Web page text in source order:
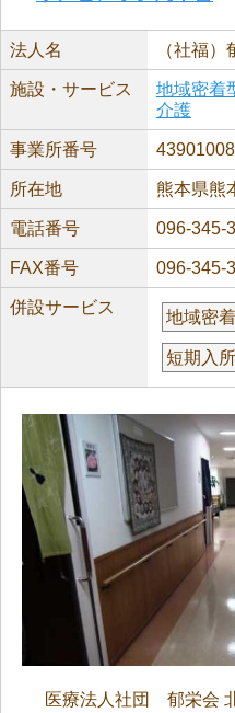
法人名 （社福）
施設・サービス
地域密着
介護
事業所番号
所在地 熊本県熊
電話番号 096-345-
FAX番号 096-345-
併設サービス
地域密
短期入
医療法人社団 郁栄会